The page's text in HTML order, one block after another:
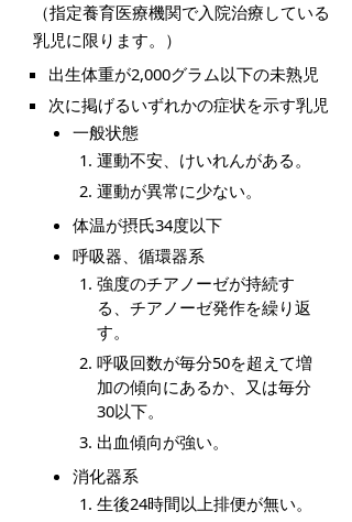
（指定養育医療機関で入院治療している
乳児に限ります。）
出生体重が2,000グラム以下の未熟児
次に掲げるいずれかの症状を示す乳児
一般状態
運動不安、けいれんがある。
運動が異常に少ない。
体温が摂氏34度以下
呼吸器、循環器系
強度のチアノーゼが持続す
る、チアノーゼ発作を繰り返
す。
呼吸回数が毎分50を超えて増
加の傾向にあるか、又は毎分
30以下。
出血傾向が強い。
消化器系
生後24時間以上排便が無い。